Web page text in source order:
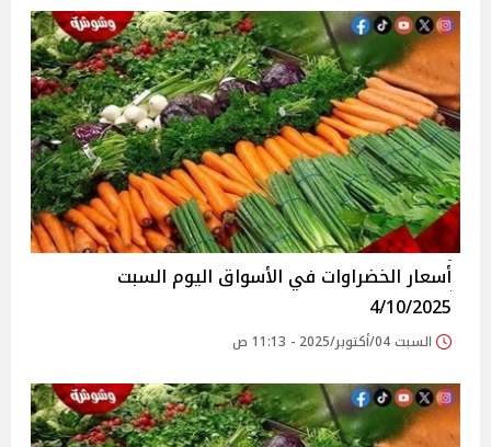
أسعار الخضراوات في الأسواق‎‎ اليوم السبت
4/10/2025
السبت 04/أكتوبر/2025 - 11:13 ص